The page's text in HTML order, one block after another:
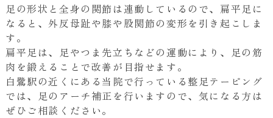
足の形状と全身の関節は連動しているので、扁平足に
なると、外反母趾や膝や股関節の変形を引き起こしま
す。
扁平足は、足やつま先立ちなどの運動により、足の筋
肉を鍛えることで改善が目指せます。
白鷺駅の近くにある当院で行っている整足テーピング
では、足のアーチ補正を行いますので、気になる方は
ぜひご相談ください。